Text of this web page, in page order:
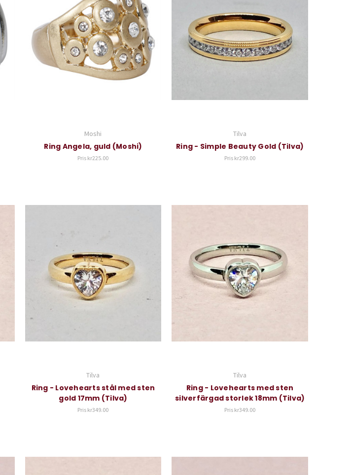
Moshi
Ring Angela, guld (Moshi)
Pris kr225.00
Tilva
Ring - Simple Beauty Gold (Tilva)
Pris kr299.00
Tilva
Ring - Lovehearts stål med sten
gold 17mm (Tilva)
Pris kr349.00
Tilva
Ring - Lovehearts med sten
silverfärgad storlek 18mm (Tilva)
Pris kr349.00